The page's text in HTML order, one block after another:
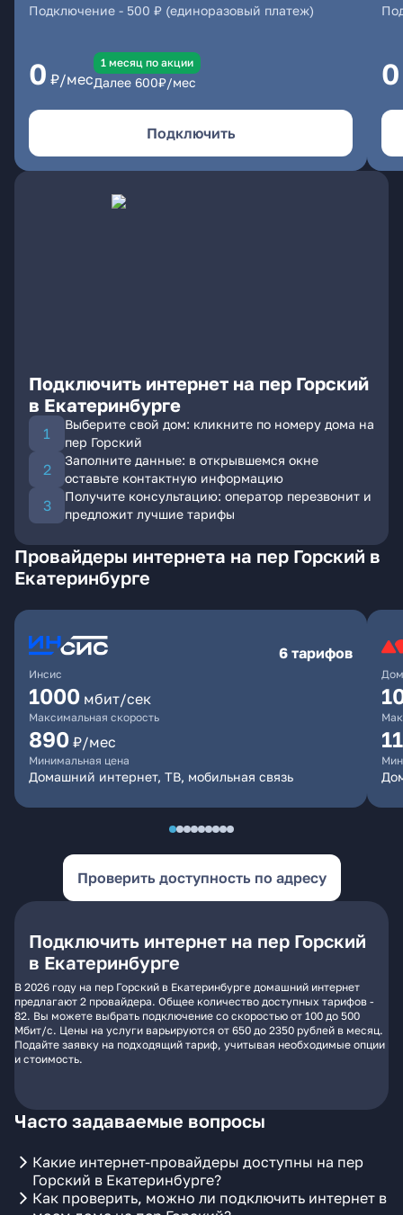
Подключение - 500 ₽ (единоразовый платеж)
0 ₽/мес
1 месяц по акции
Далее 600₽/мес
Подключить
0
Подключить интернет на пер Горский
в Екатеринбурге
Выберите свой дом: кликните по номеру дома на
пер Горский
Заполните данные: в открывшемся окне
оставьте контактную информацию
Получите консультацию: оператор перезвонит и
предложит лучшие тарифы
Провайдеры интернета на пер Горский в
Екатеринбурге
Инсис
6 тарифов
1000 мбит/сек
Максимальная скорость
890 ₽/мес
Минимальная цена
Домашний интернет, ТВ, мобильная связь
Проверить доступность по адресу
Подключить интернет на пер Горский
в Екатеринбурге
В 2026 году на пер Горский в Екатеринбурге домашний интернет
предлагают 2 провайдера. Общее количество доступных тарифов -
82. Вы можете выбрать подключение со скоростью от 100 до 500
Мбит/с. Цены на услуги варьируются от 650 до 2350 рублей в месяц.
Подайте заявку на подходящий тариф, учитывая необходимые опции
и стоимость.
Часто задаваемые вопросы
Какие интернет-провайдеры доступны на пер
Горский в Екатеринбурге?
Как проверить, можно ли подключить интернет в